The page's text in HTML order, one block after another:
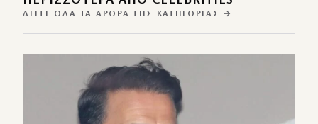
ΔΕΊΤΕ ΌΛΑ ΤΑ ΆΡΘΡΑ ΤΗΣ ΚΑΤΗΓΟΡΊΑΣ →